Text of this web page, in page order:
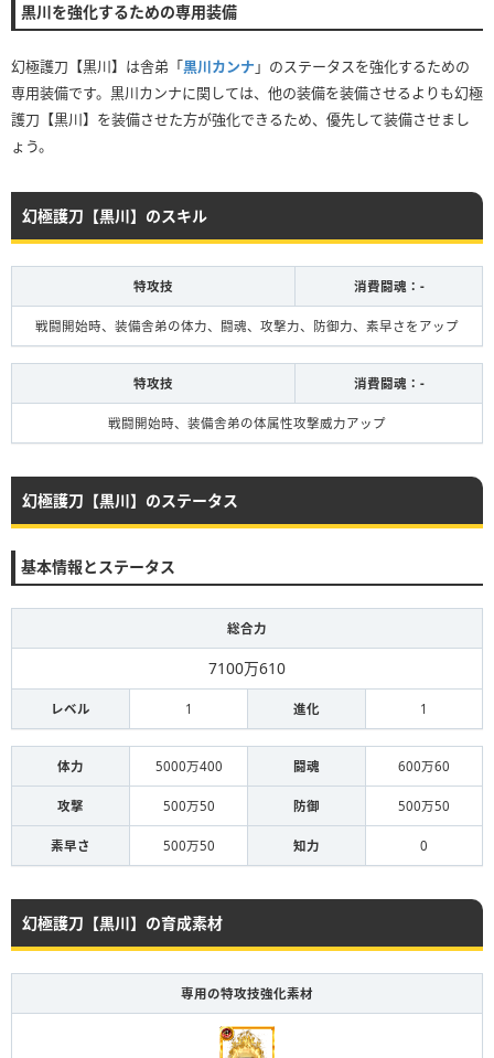
黒川を強化するための専用装備
幻極護刀【黒川】は舎弟「黒川カンナ 」のステータスを強化するための
専用装備です。黒川カンナに関しては、他の装備を装備させるよりも幻極
護刀【黒川】を装備させた方が強化できるため、優先して装備させまし
ょう。
幻極護刀【黒川】のスキル
特攻技 消費闘魂：-
戦闘開始時、装備舎弟の体力、闘魂、攻撃力、防御力、素早さをアップ
特攻技 消費闘魂：-
戦闘開始時、装備舎弟の体属性攻撃威力アップ
幻極護刀【黒川】のステータス
基本情報とステータス
総合力
7100万610
レベル 1 進化 1
体力 5000万400 闘魂 600万60
攻撃 500万50 防御 500万50
素早さ 500万50 知力 0
幻極護刀【黒川】の育成素材
専用の特攻技強化素材